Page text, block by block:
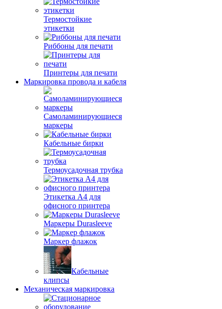
Термостойкие
этикетки
Риббоны для печати
Принтеры для печати
Маркировка провода и кабеля
Самоламинирующиеся
маркеры
Кабельные бирки
Термоусадочная трубка
Этикетка А4 для
офисного принтера
Маркеры Durasleeve
Маркер флажок
Кабельные
клипсы
Механическая маркировка